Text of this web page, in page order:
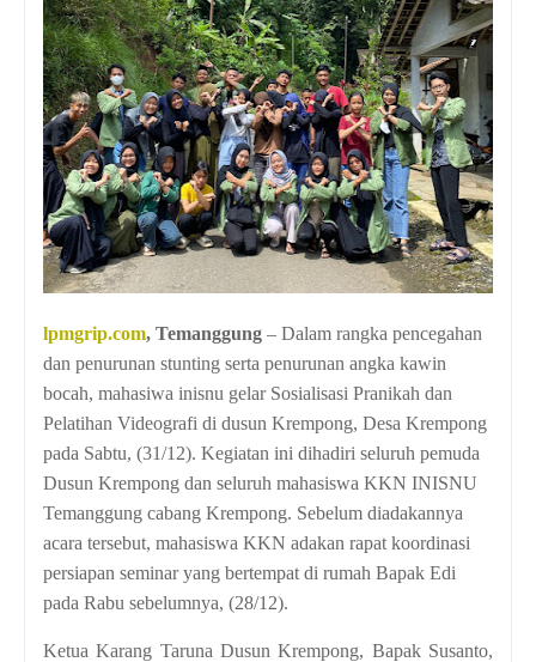
lpmgrip.com, Temanggung – Dalam rangka pencegahan
dan penurunan stunting serta penurunan angka kawin
bocah, mahasiwa inisnu gelar Sosialisasi Pranikah dan
Pelatihan Videografi di dusun Krempong, Desa Krempong
pada Sabtu, (31/12). Kegiatan ini dihadiri seluruh pemuda
Dusun Krempong dan seluruh mahasiswa KKN INISNU
Temanggung cabang Krempong. Sebelum diadakannya
acara tersebut, mahasiswa KKN adakan rapat koordinasi
persiapan seminar yang bertempat di rumah Bapak Edi
pada Rabu sebelumnya, (28/12).
Ketua Karang Taruna Dusun Krempong, Bapak Susanto,